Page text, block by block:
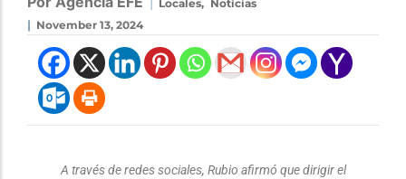
Locales, Noticias
| November 13, 2024
A través de redes sociales, Rubio afirmó que dirigir el